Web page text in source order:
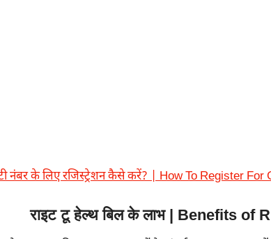
नंबर के लिए रजिस्ट्रेशन कैसे करें? | How To Register For
राइट टू हेल्थ बिल के लाभ | Benefits of